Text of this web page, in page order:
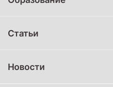
Статьи
Новости